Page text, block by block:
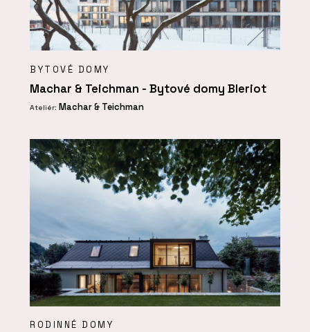
BYTOVÉ DOMY
Machar & Teichman - Bytové domy Bleriot
Ateliér: Machar & Teichman
RODINNÉ DOMY